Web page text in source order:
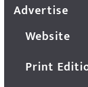
Advertise
Website
Print